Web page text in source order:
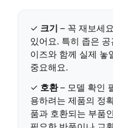
✓ 크기 – 꼭 재보세
있어요. 특히 좁은
이즈와 함께 실제 놓
중요해요.
✓ 호환– 모델 확인
용하려는 제품의 정
품과 호환되는 부품